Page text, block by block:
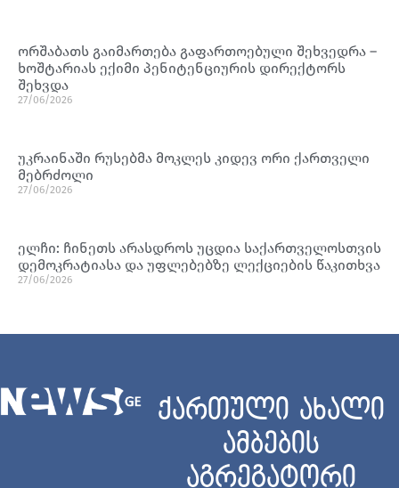
ორშაბათს გაიმართება გაფართოებული შეხვედრა –
ხოშტარიას ექიმი პენიტენციურის დირექტორს
შეხვდა
27/06/2026
უკრაინაში რუსებმა მოკლეს კიდევ ორი ქართველი
მებრძოლი
27/06/2026
ელჩი: ჩინეთს არასდროს უცდია საქართველოსთვის
დემოკრატიასა და უფლებებზე ლექციების წაკითხვა
27/06/2026
ქართული ახალი
ამბების
აგრეგატორი